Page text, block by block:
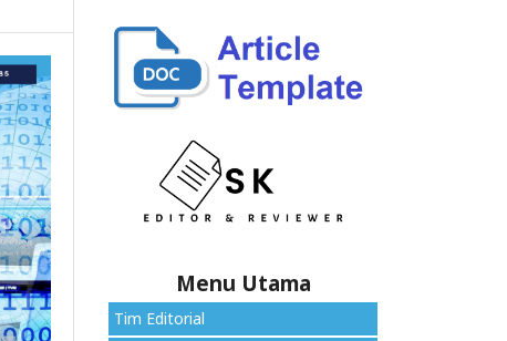
Menu Utama
Tim Editorial